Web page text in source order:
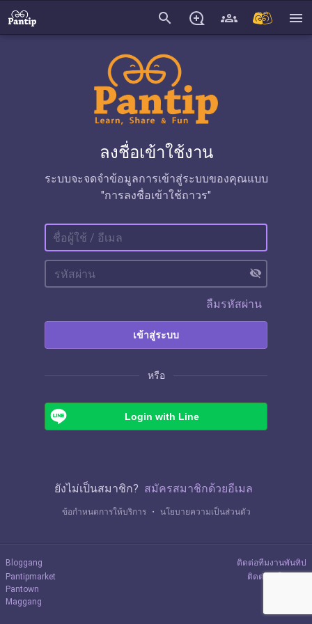
search menu
ลงชื่อเข้าใช้งาน
ระบบจะจดจำข้อมูลการเข้าสู่ระบบของคุณแบบ
"การลงชื่อเข้าใช้ถาวร"
visibility_off
ลืมรหัสผ่าน
เข้าสู่ระบบ
หรือ
Login with Line
ยังไม่เป็นสมาชิก? สมัครสมาชิกด้วยอีเมล
ข้อกำหนดการให้บริการ ・ นโยบายความเป็นส่วนตัว
Bloggang
Pantipmarket
Pantown
Maggang
ติดต่อทีมงานพันทิป
ติดต่อลงโฆษณา